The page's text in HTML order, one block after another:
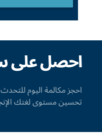
احصل على
احجز مكالمة اليوم
تحسين مستوى لغتك